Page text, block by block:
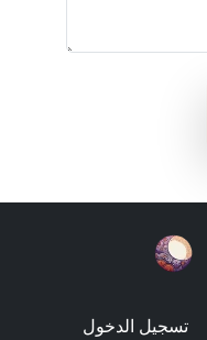
تسجيل الدخول